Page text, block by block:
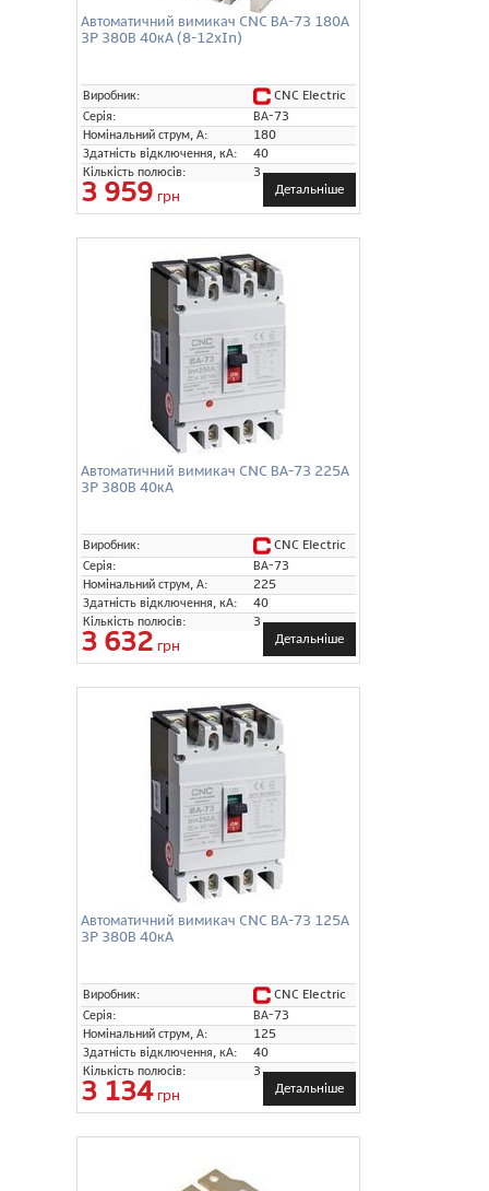
Автоматичний вимикач CNC ВА-73 180А
3P 380В 40кА (8-12xIn)
Виробник:
CNC Electric
Серія:
ВА-73
Номінальний струм, А:
180
Здатність відключення, кА:
40
Кількість полюсів:
3
3 959 грн Детальніше
Автоматичний вимикач CNC ВА-73 225А
3P 380В 40кА
Виробник:
CNC Electric
Серія:
ВА-73
Номінальний струм, А:
225
Здатність відключення, кА:
40
Кількість полюсів:
3
3 632 грн Детальніше
Автоматичний вимикач CNC ВА-73 125А
3P 380В 40кА
Виробник:
CNC Electric
Серія:
ВА-73
Номінальний струм, А:
125
Здатність відключення, кА:
40
Кількість полюсів:
3
3 134грн Детальніше